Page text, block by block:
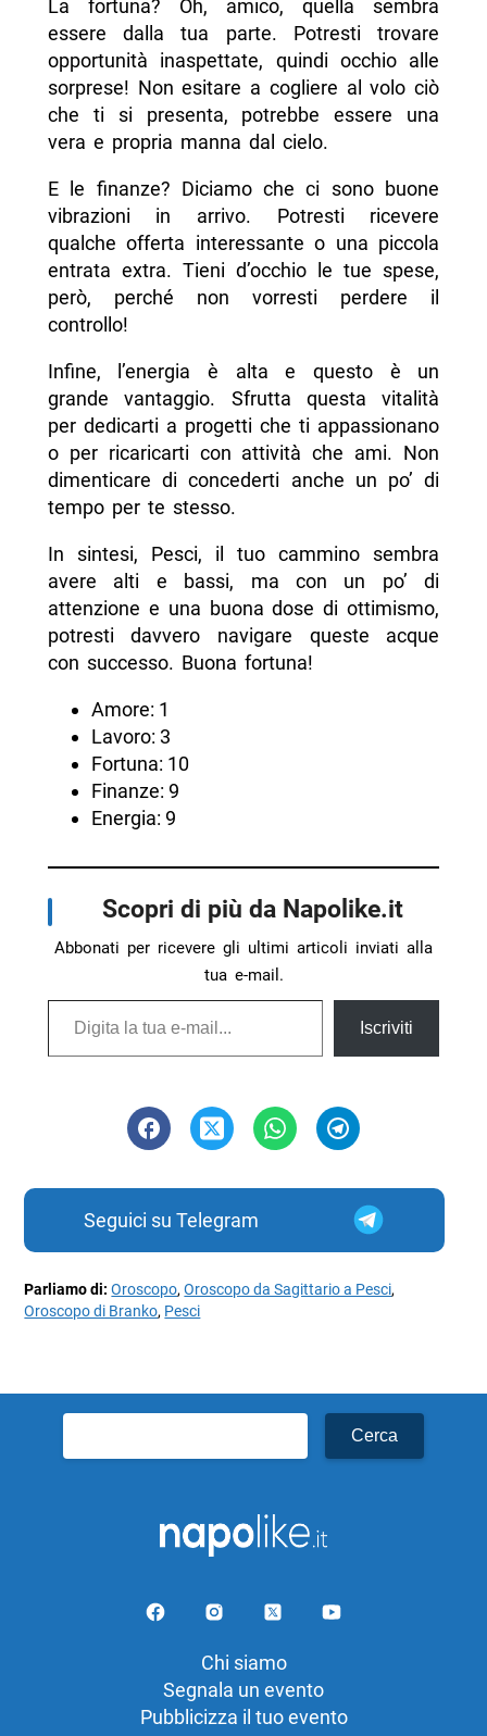
La fortuna? Oh, amico, quella sembra
essere dalla tua parte. Potresti trovare
opportunità inaspettate, quindi occhio alle
sorprese! Non esitare a cogliere al volo ciò
che ti si presenta, potrebbe essere una
vera e propria manna dal cielo.
E le finanze? Diciamo che ci sono buone
vibrazioni in arrivo. Potresti ricevere
qualche offerta interessante o una piccola
entrata extra. Tieni d’occhio le tue spese,
però, perché non vorresti perdere il
controllo!
Infine, l’energia è alta e questo è un
grande vantaggio. Sfrutta questa vitalità
per dedicarti a progetti che ti appassionano
o per ricaricarti con attività che ami. Non
dimenticare di concederti anche un po’ di
tempo per te stesso.
In sintesi, Pesci, il tuo cammino sembra
avere alti e bassi, ma con un po’ di
attenzione e una buona dose di ottimismo,
potresti davvero navigare queste acque
con successo. Buona fortuna!
Amore: 1
Lavoro: 3
Fortuna: 10
Finanze: 9
Energia: 9
Scopri di più da Napolike.it
Abbonati per ricevere gli ultimi articoli inviati alla
tua e-mail.
Digita la tua e-mail...
Iscriviti
Seguici su Telegram
Parliamo di:Oroscopo,Oroscopo da Sagittario a Pesci,
Oroscopo di Branko, Pesci
per:
Chi siamo
Segnala un evento
Pubblicizza il tuo evento